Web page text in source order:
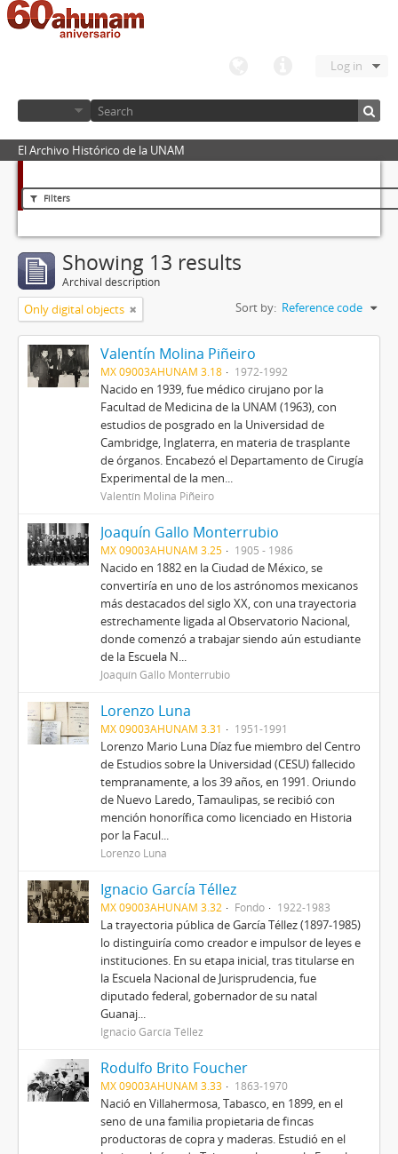
Log in
El Archivo Histórico de la UNAM
Filters
Showing 13 results
Archival description
Only digital objects Sort by: Reference code
Valentín Molina Piñeiro
MX 09003AHUNAM 3.18 1972-1992
Nacido en 1939, fue médico cirujano por la
Facultad de Medicina de la UNAM (1963), con
estudios de posgrado en la Universidad de
Cambridge, Inglaterra, en materia de trasplante
de órganos. Encabezó el Departamento de Cirugía
Experimental de la men...
Valentín Molina Piñeiro
Joaquín Gallo Monterrubio
MX 09003AHUNAM 3.25 1905 - 1986
Nacido en 1882 en la Ciudad de México, se
convertiría en uno de los astrónomos mexicanos
más destacados del siglo XX, con una trayectoria
estrechamente ligada al Observatorio Nacional,
donde comenzó a trabajar siendo aún estudiante
de la Escuela N...
Joaquín Gallo Monterrubio
Lorenzo Luna
MX 09003AHUNAM 3.31 1951-1991
Lorenzo Mario Luna Díaz fue miembro del Centro
de Estudios sobre la Universidad (CESU) fallecido
tempranamente, a los 39 años, en 1991. Oriundo
de Nuevo Laredo, Tamaulipas, se recibió con
mención honorífica como licenciado en Historia
por la Facul...
Lorenzo Luna
Ignacio García Téllez
MX 09003AHUNAM 3.32 Fondo 1922-1983
La trayectoria pública de García Téllez (1897-1985)
lo distinguiría como creador e impulsor de leyes e
instituciones. En su etapa inicial, tras titularse en
la Escuela Nacional de Jurisprudencia, fue
diputado federal, gobernador de su natal
Guanaj...
Ignacio García Téllez
Rodulfo Brito Foucher
MX 09003AHUNAM 3.33 1863-1970
Nació en Villahermosa, Tabasco, en 1899, en el
seno de una familia propietaria de fincas
productoras de copra y maderas. Estudió en el